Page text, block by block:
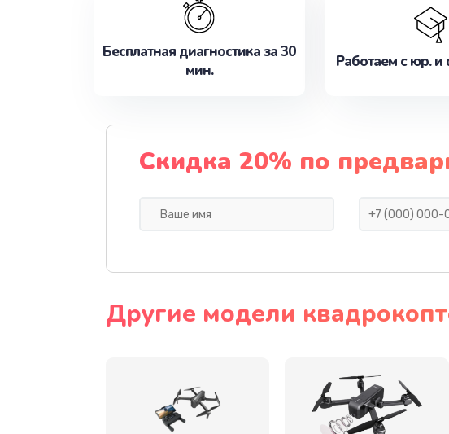
Бесплатная диагностика за 30
мин.
Работаем с юр.
Скидка 20% по
Другие модели